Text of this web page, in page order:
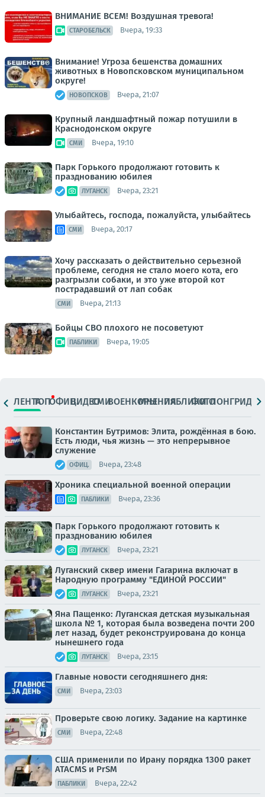
ВНИМАНИЕ ВСЕМ! Воздушная тревога!
СТАРОБЕЛЬСК Вчера, 19:33
Внимание! Угроза бешенства домашних
животных в Новопсковском муниципальном
округе!
НОВОПСКОВ Вчера, 21:07
Крупный ландшафтный пожар потушили в
Краснодонском округе
СМИ Вчера, 19:10
Парк Горького продолжают готовить к
празднованию юбилея
ЛУГАНСК Вчера, 23:21
Улыбайтесь, господа, пожалуйста, улыбайтесь
СМИ Вчера, 20:17
Хочу рассказать о действительно серьезной
проблеме, сегодня не стало моего кота, его
разгрызли собаки, и это уже второй кот
пострадавший от лап собак
СМИ Вчера, 21:13
Бойцы СВО плохого не посоветуют
ПАБЛИКИ Вчера, 19:05
ЛЕНТАТОПОФИЦ.ВИДЕОСМИВОЕНКОРЫМНЕНИЯПАБЛИКИ
ФОТОЛОНГРИДЫ
Константин Бутримов: Элита, рождённая в бою.
Есть люди, чья жизнь — это непрерывное
служение
ОФИЦ. Вчера, 23:48
Хроника специальной военной операции
ПАБЛИКИ Вчера, 23:36
Парк Горького продолжают готовить к
празднованию юбилея
ЛУГАНСК Вчера, 23:21
Луганский сквер имени Гагарина включат в
Народную программу "ЕДИНОЙ РОССИИ"
ЛУГАНСК Вчера, 23:21
Яна Пащенко: Луганская детская музыкальная
школа № 1, которая была возведена почти 200
лет назад, будет реконструирована до конца
нынешнего года
ЛУГАНСК Вчера, 23:15
Главные новости сегодняшнего дня:
СМИ Вчера, 23:03
Проверьте свою логику. Задание на картинке
СМИ Вчера, 22:48
США применили по Ирану порядка 1300 ракет
ATACMS и PrSM
ПАБЛИКИ Вчера, 22:42